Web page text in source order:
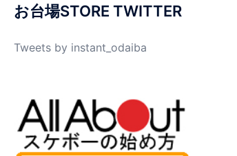
お台場STORE TWITTER
Tweets by instant_odaiba